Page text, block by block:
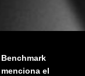
Benchmark
menciona el